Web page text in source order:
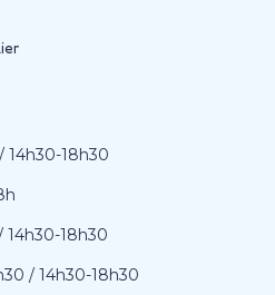
14h30-18h30
14h30-18h30
/ 14h30-18h30